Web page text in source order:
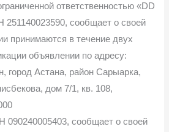
ответственностью «DD
сообщает о своей
принимаются в течение двух
объявлении по адресу:
город Астана, район Сарыарка,
дом 7/1, кв. 108,
сообщает о своей